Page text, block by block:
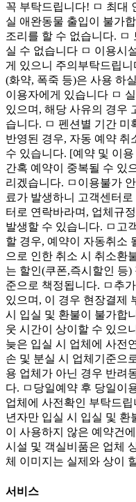
꼭 부탁드립니다! ㅁ 최대
실 애완동물 출입이 불가
조리를 할 수 없습니다.
실 수 없습니다 ㅁ 이용시
게 있으니 주의부탁드립
(화약, 폭죽 등)은 사용 하
이용자에게 있습니다 ㅁ
있으며, 해당 사유의 경우
습니다. ㅁ 펜션별 기간 미
반영된 경우, 자동 예약 취
수 있습니다. [예약 및 이
간혹 예약이 중복될 수 있
리겠습니다. ㅁ이용불가
료가 발생하니 고객센터
터로 연락바라며, 업체규
발생할 수 있습니다. ㅁ고
할 경우, 예약이 자동취소
으로 인한 취소 시 취소환
는 할인(쿠폰,즉시할인 등
준으로 책정됩니다. ㅁ추
있으며, 이 경우 현장결제
시 입실 및 환불이 불가합
웃 시간이 상이할 수 있으
늦은 입실 시 업체에 사전
손 및 분실 시 업체기준으
용 업체가 아닌 경우 반려
다. ㅁ당일예약 후 당일이
업체에 사전확인 부탁드
년자만 입실 시 입실 및 환
이 사용하지 않은 예약건
시설 및 객실비품은 업체
체 이미지는 실제와 상이
서비스